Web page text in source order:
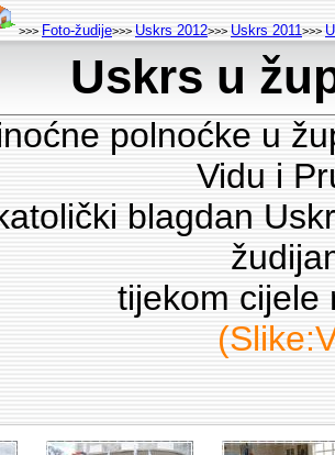
>>> Foto-žudije>>> Uskrs 2012>>> Uskrs 2011>>>
Uskrs u
polnoćke u
Vidu i
blagdan
tijekom cijele